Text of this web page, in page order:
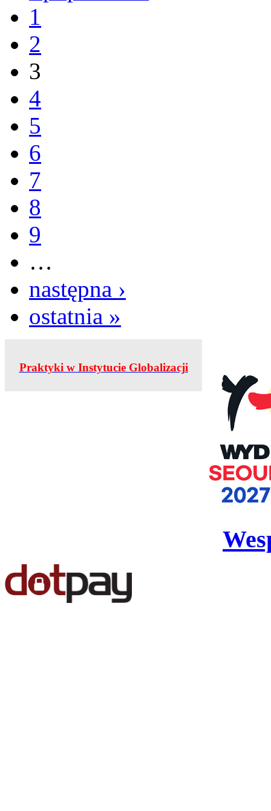
1
2
3
4
5
6
7
8
9
…
następna ›
ostatnia »
Praktyki w Instytucie Globalizacji